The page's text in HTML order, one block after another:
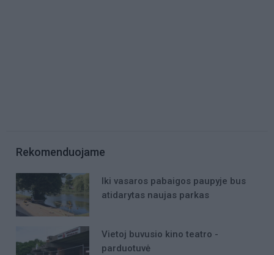
Rekomenduojame
Iki vasaros pabaigos paupyje bus
atidarytas naujas parkas
Vietoj buvusio kino teatro -
parduotuvė